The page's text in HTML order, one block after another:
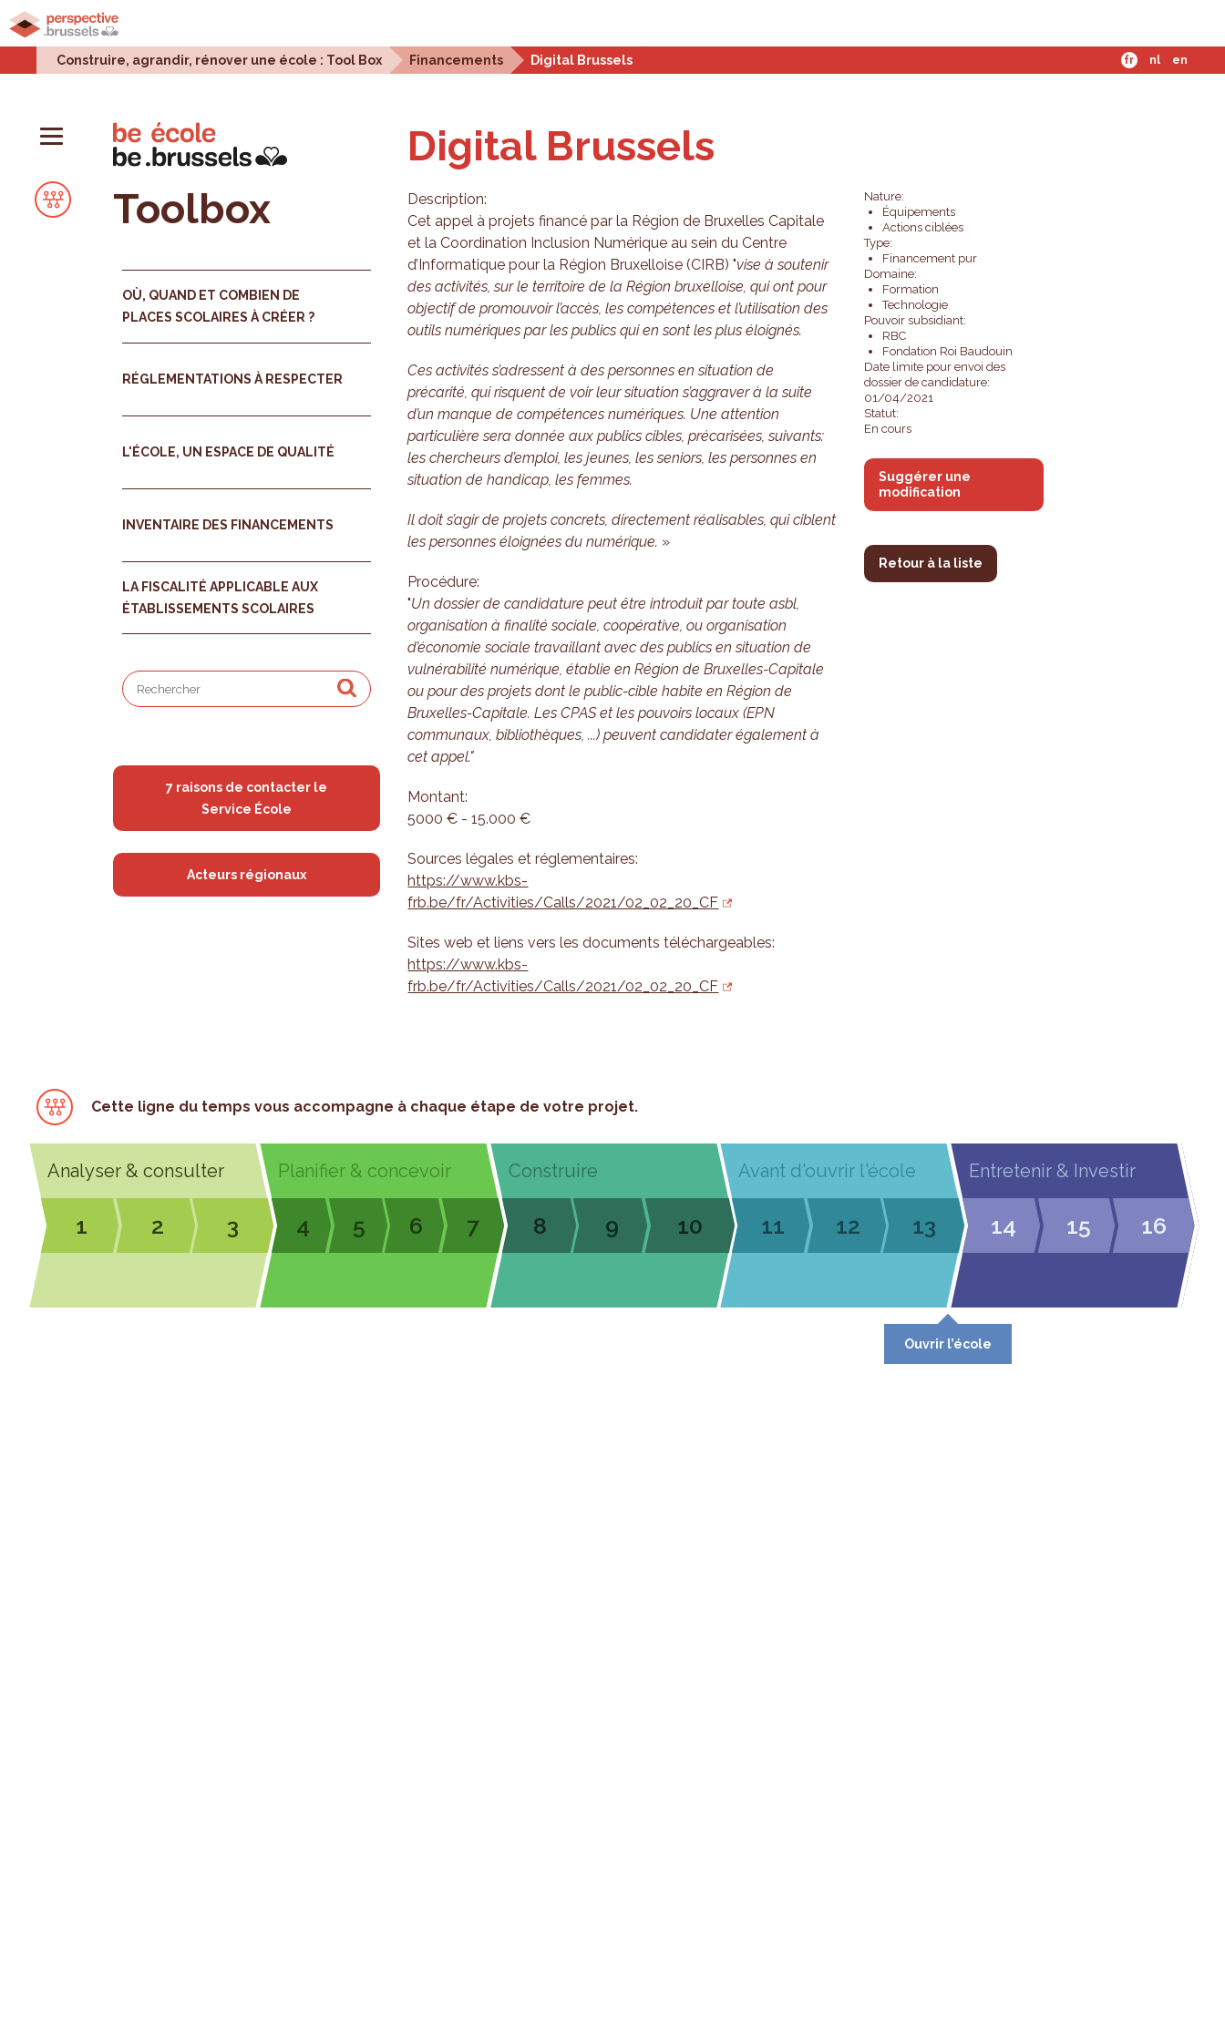
Accueil Projets urbains
Construire, agrandir, rénover une école : Tool Box Financements Digital Brussels fr nl en
Toolbox
OÙ, QUAND ET COMBIEN DE
PLACES SCOLAIRES À CRÉER ?
RÉGLEMENTATIONS À RESPECTER
L'ÉCOLE, UN ESPACE DE QUALITÉ
INVENTAIRE DES FINANCEMENTS
LA FISCALITÉ APPLICABLE AUX
ÉTABLISSEMENTS SCOLAIRES
7 raisons de contacter le
Service École
Acteurs régionaux
Digital Brussels
Description:
Cet appel à projets financé par la Région de Bruxelles Capitale
et la Coordination Inclusion Numérique au sein du Centre
d’Informatique pour la Région Bruxelloise (CIRB) "vise à soutenir
des activités, sur le territoire de la Région bruxelloise, qui ont pour
objectif de promouvoir l’accès, les compétences et l’utilisation des
outils numériques par les publics qui en sont les plus éloignés.
Ces activités s’adressent à des personnes en situation de
précarité, qui risquent de voir leur situation s’aggraver à la suite
d’un manque de compétences numériques. Une attention
particulière sera donnée aux publics cibles, précarisées, suivants:
les chercheurs d’emploi, les jeunes, les seniors, les personnes en
situation de handicap, les femmes.
Il doit s’agir de projets concrets, directement réalisables, qui ciblent
les personnes éloignées du numérique. »
Procédure:
"Un dossier de candidature peut être introduit par toute asbl,
organisation à finalité sociale, coopérative, ou organisation
d’économie sociale travaillant avec des publics en situation de
vulnérabilité numérique, établie en Région de Bruxelles-Capitale
ou pour des projets dont le public-cible habite en Région de
Bruxelles-Capitale. Les CPAS et les pouvoirs locaux (EPN
communaux, bibliothèques, ...) peuvent candidater également à
cet appel."
Montant:
5000 € - 15.000 €
Sources légales et réglementaires:
https://www.kbs-
frb.be/fr/Activities/Calls/2021/02_02_20_CF
Sites web et liens vers les documents téléchargeables:
https://www.kbs-
frb.be/fr/Activities/Calls/2021/02_02_20_CF
Nature:
Équipements
Actions ciblées
Type:
Financement pur
Domaine:
Formation
Technologie
Pouvoir subsidiant:
RBC
Fondation Roi Baudouin
Date limite pour envoi des
dossier de candidature:
01/04/2021
Statut:
En cours
Suggérer une
modification
Retour à la liste
Cette ligne du temps vous accompagne à chaque étape de votre projet.
Analyser & consulter
1 2 3
Planifier & concevoir
4 5 6 7
Construire
8 9 10
Avant d'ouvrir l'école
11 12 13
Ouvrir l’école
Entretenir & Investir
14 15 16